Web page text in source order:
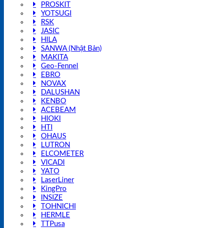
PROSKIT
YOTSUGI
RSK
JASIC
HILA
SANWA (Nhật Bản)
MAKITA
Geo-Fennel
EBRO
NOVAX
DALUSHAN
KENBO
ACEBEAM
HIOKI
HTI
OHAUS
LUTRON
ELCOMETER
VICADI
YATO
LaserLiner
KingPro
INSIZE
TOHNICHI
HERMLE
TTPusa